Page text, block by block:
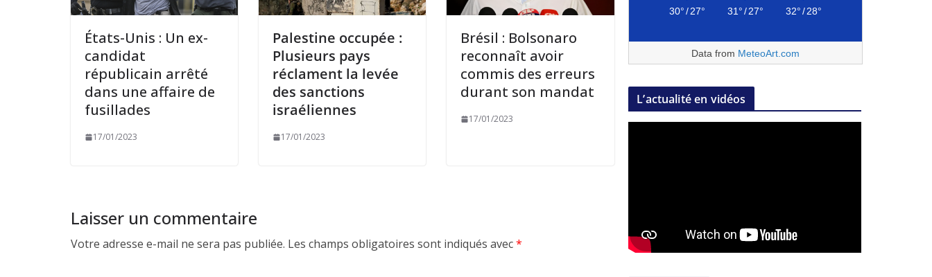
États-Unis : Un ex-
candidat
républicain arrêté
dans une affaire de
fusillades
17/01/2023
Palestine occupée :
Plusieurs pays
réclament la levée
des sanctions
israéliennes
17/01/2023
Brésil : Bolsonaro
reconnaît avoir
commis des erreurs
durant son mandat
17/01/2023
Laisser un commentaire
Votre adresse e-mail ne sera pas publiée. Les champs obligatoires sont indiqués avec*
30°/27° 31°/27° 32°/28°
Data from MeteoArt.com
L’actualité en vidéos